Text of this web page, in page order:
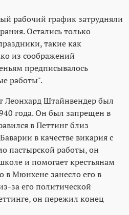
рабочий график затрудняли
Остались только
такие как
из соображений
предписывалось
работы".
Леонхард Штайнвендер был
года. Он был запрещен в
в Петтинг близ
в качестве викария с
пастырской работы, он
и помогает крестьянам
в Мюнхене занесло его в
за его политической
он пережил конец